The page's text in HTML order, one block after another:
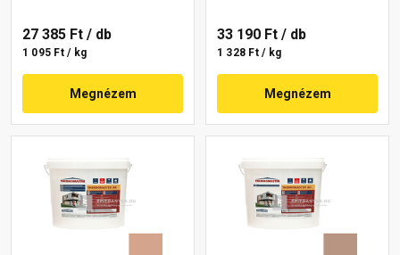
27 385 Ft / db
1 095 Ft / kg
Megnézem
33 190 Ft / db
1 328 Ft / kg
Megnézem